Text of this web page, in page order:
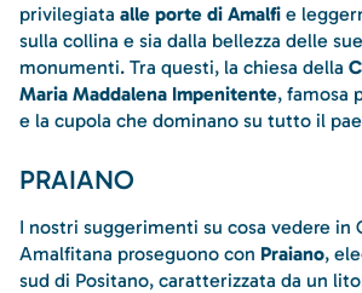
privilegiata alle porte di Amalfi e
sulla collina e sia dalla bellezza delle
monumenti. Tra questi, la chiesa della
Maria Maddalena Impenitente, famosa
e la cupola che dominano su tutto il
PRAIANO
I nostri suggerimenti su cosa vedere in
Amalfitana proseguono con Praiano,
sud di Positano, caratterizzata da un